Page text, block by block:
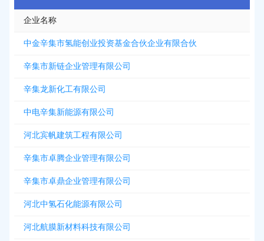
企业名称
中金辛集市氢能创业投资基金合伙企业有限合伙
辛集市新链企业管理有限公司
辛集龙新化工有限公司
中电辛集新能源有限公司
河北宾帆建筑工程有限公司
辛集市卓腾企业管理有限公司
辛集市卓鼎企业管理有限公司
河北中氢石化能源有限公司
河北航膜新材料科技有限公司